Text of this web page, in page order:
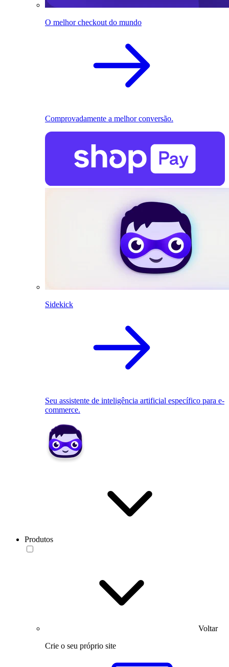
O melhor checkout do mundo
Comprovadamente a melhor conversão.
Sidekick
Seu assistente de inteligência artificial específico para e-
commerce.
Produtos
Voltar
Crie o seu próprio site